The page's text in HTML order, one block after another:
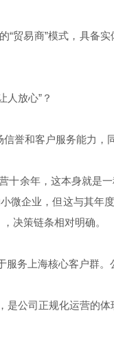
“贸易商”模式，具备
人放心”？
誉和客户服务能力，
十余年，这本身就是
微企业，但这与其年
决策链条相对明确。
务上海核心客户群
是公司正规化运营的